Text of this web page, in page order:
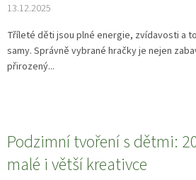
13.12.2025
Tříleté děti jsou plné energie, zvídavosti a
samy. Správně vybrané hračky je nejen
přirozený...
Podzimní tvoření s dětmi:
malé i větší kreativce